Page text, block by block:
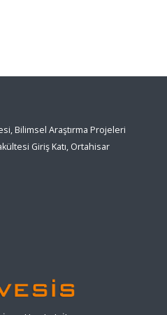
Bilimsel Araştırma Projeleri
Giriş Katı, Ortahisar